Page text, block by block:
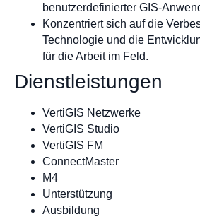
benutzerdefinierter GIS-
Konzentriert sich auf die
Technologie und die
für die Arbeit im Feld.
Dienstleistungen
VertiGIS Netzwerke
VertiGIS Studio
VertiGIS FM
ConnectMaster
M4
Unterstützung
Ausbildung